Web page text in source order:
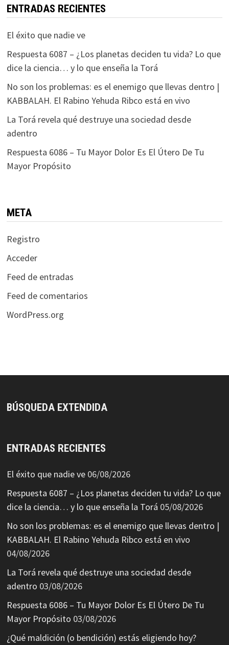
ENTRADAS RECIENTES
El éxito que nadie ve
Respuesta 6087 – ¿Los planetas deciden tu vida? Lo que
dice la ciencia… y lo que enseña la Torá
No son los problemas: es el enemigo que llevas dentro |
KABBALAH. El Rabino Yehuda Ribco está en vivo
La Torá revela qué destruye una sociedad desde
adentro
Respuesta 6086 – Tu Mayor Dolor Es El Útero De Tu
Mayor Propósito
META
Registro
Acceder
Feed de entradas
Feed de comentarios
WordPress.org
BÚSQUEDA EXTENDIDA
ENTRADAS RECIENTES
El éxito que nadie ve 06/08/2026
Respuesta 6087 – ¿Los planetas deciden tu vida? Lo que
dice la ciencia… y lo que enseña la Torá 05/08/2026
No son los problemas: es el enemigo que llevas dentro |
KABBALAH. El Rabino Yehuda Ribco está en vivo
04/08/2026
La Torá revela qué destruye una sociedad desde
adentro 03/08/2026
Respuesta 6086 – Tu Mayor Dolor Es El Útero De Tu
Mayor Propósito 03/08/2026
¿Qué maldición (o bendición) estás eligiendo hoy?